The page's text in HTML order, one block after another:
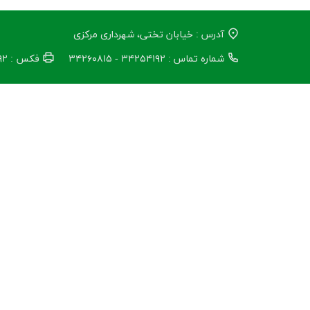
آدرس : خیابان تختی، شهرداری مرکزی
شماره تماس : ۳۴۲۵۴۱۹۲ - ۳۴۲۶۰۸۱۵
فکس : ۳۴۲۵۴۱۹۲